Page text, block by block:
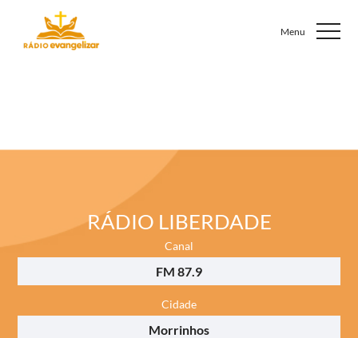
RÁDIO LIBERDADE
Canal
FM 87.9
Cidade
Morrinhos